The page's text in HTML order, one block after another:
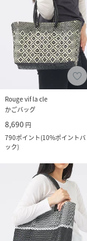
Rouge vif la cle
かごバッグ
8,690 円
790ポイント(10%ポイントバ
ック)